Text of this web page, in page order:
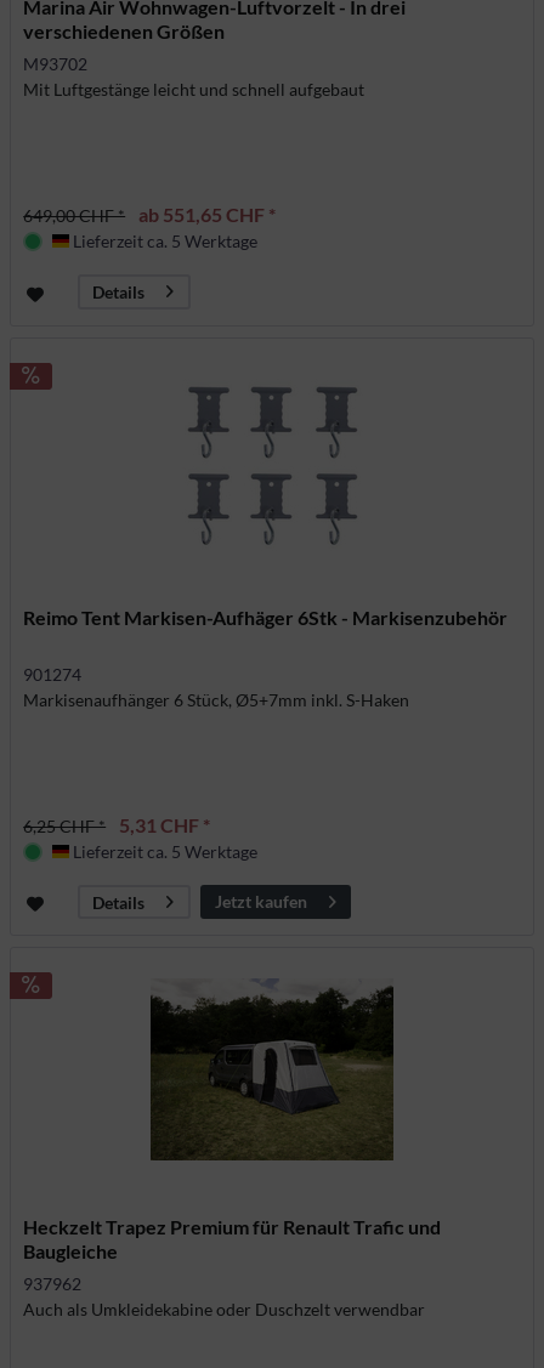
Marina Air Wohnwagen-Luftvorzelt - In drei
verschiedenen Größen
M93702
Mit Luftgestänge leicht und schnell aufgebaut
649,00 CHF * ab 551,65 CHF *
Deutschland
Lieferzeit ca. 5 Werktage
Details
Reimo Tent Markisen-Aufhäger 6Stk - Markisenzubehör
901274
Markisenaufhänger 6 Stück, Ø5+7mm inkl. S-Haken
6,25 CHF * 5,31 CHF *
Deutschland
Lieferzeit ca. 5 Werktage
Details Jetzt kaufen
Heckzelt Trapez Premium für Renault Trafic und
Baugleiche
937962
Auch als Umkleidekabine oder Duschzelt verwendbar